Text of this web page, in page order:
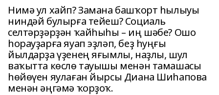
Нимә ул хайп? Замана башҡорт һылыуы
ниндәй булырға тейеш? Социаль
селтәрҙәрҙән ҡайһыһы – иң шәбе? Ошо
һорауҙарға яуап эҙләп, беҙ һуңғы
йылдарҙа үҙенең яғымлы, наҙлы, шул
ваҡытта көслө тауышы менән тамашасы
һөйөүен яулаған йырсы Диана Шиһапова
менән әңгәмә ҡорҙоҡ.